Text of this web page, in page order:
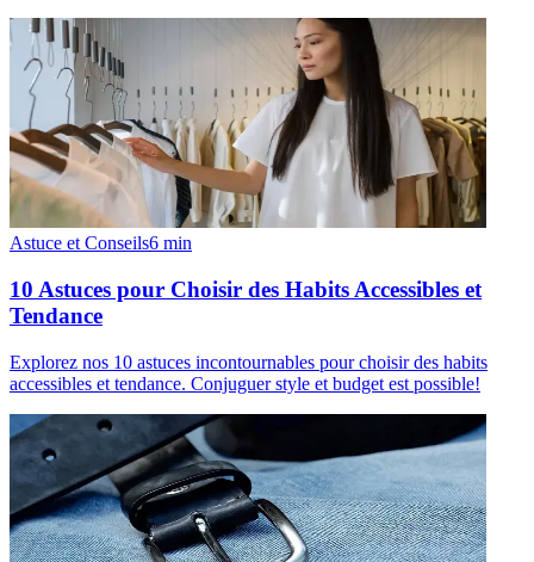
Astuce et Conseils6 min
10 Astuces pour Choisir des Habits Accessibles et
Tendance
Explorez nos 10 astuces incontournables pour choisir des habits
accessibles et tendance. Conjuguer style et budget est possible!